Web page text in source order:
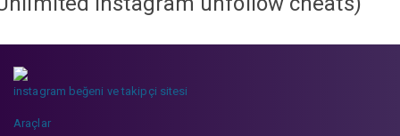
instagram beğeni ve takipçi sitesi
Araçlar